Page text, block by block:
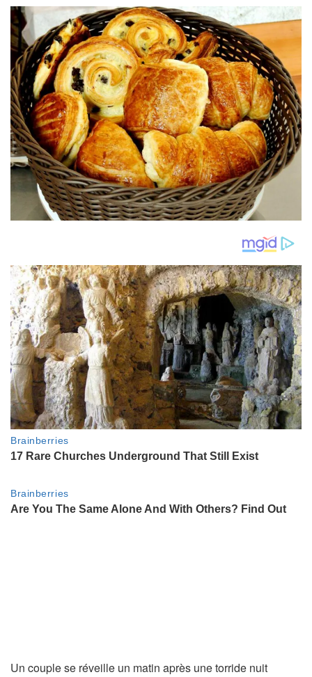
Un couple se réveille un matin après une torride nuit